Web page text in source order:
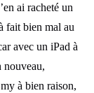
ai racheté un
fait bien mal au
avec un iPad à
nouveau,
à bien raison,